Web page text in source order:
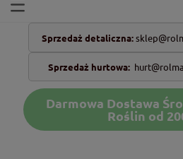
Sprzedaż detaliczna:
Sprzedaż hurtowa:
Darmowa Dostawa
Roślin od